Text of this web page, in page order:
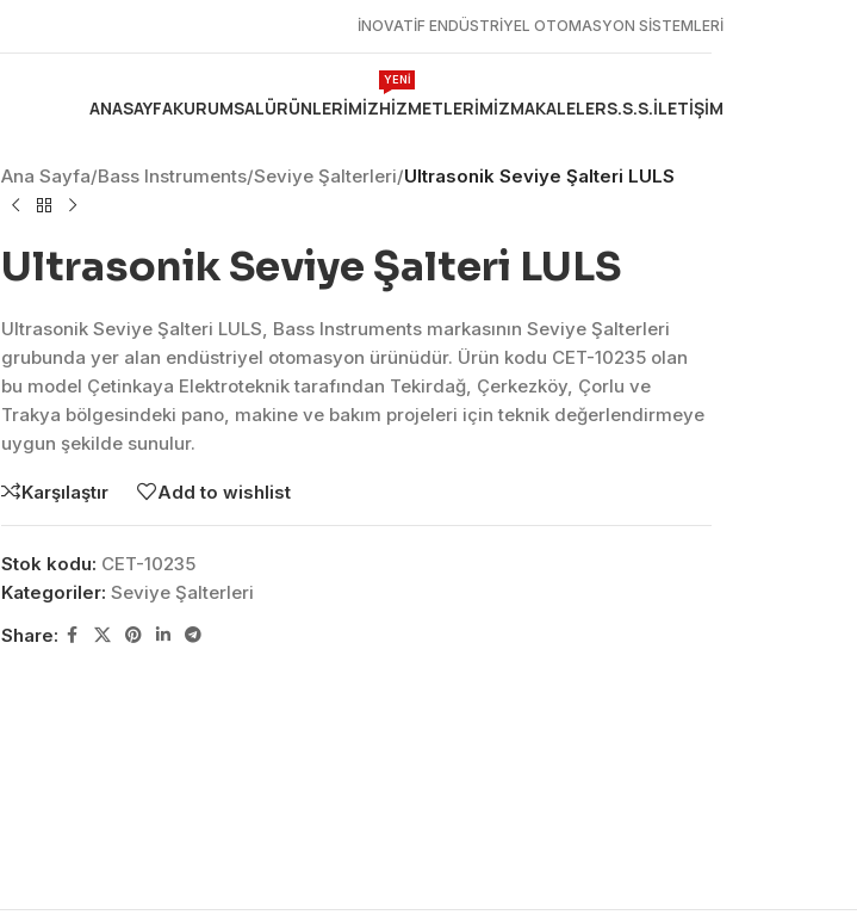
İNOVATİF ENDÜSTRİYEL OTOMASYON SİSTEMLERİ
ANASAYFAKURUMSALÜRÜNLERIMIZHIZMETLERIMIZ
YENİ
MAKALELERS.S.S.İLETIŞIM
Ana Sayfa/Bass Instruments/Seviye Şalterleri/Ultrasonik Seviye Şalteri LULS
Ultrasonik Seviye Şalteri LULS
Ultrasonik Seviye Şalteri LULS, Bass Instruments markasının Seviye Şalterleri
grubunda yer alan endüstriyel otomasyon ürünüdür. Ürün kodu CET-10235 olan
bu model Çetinkaya Elektroteknik tarafından Tekirdağ, Çerkezköy, Çorlu ve
Trakya bölgesindeki pano, makine ve bakım projeleri için teknik değerlendirmeye
uygun şekilde sunulur.
Karşılaştır Add to wishlist
Stok kodu: CET-10235
Kategoriler: Seviye Şalterleri
Share: